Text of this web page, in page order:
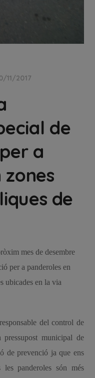
11/2017
de
a
de
mes de desembre
per a panderoles en
ubicades en la via
del control de
municipal de
de prevenció ja que ens
panderoles són més